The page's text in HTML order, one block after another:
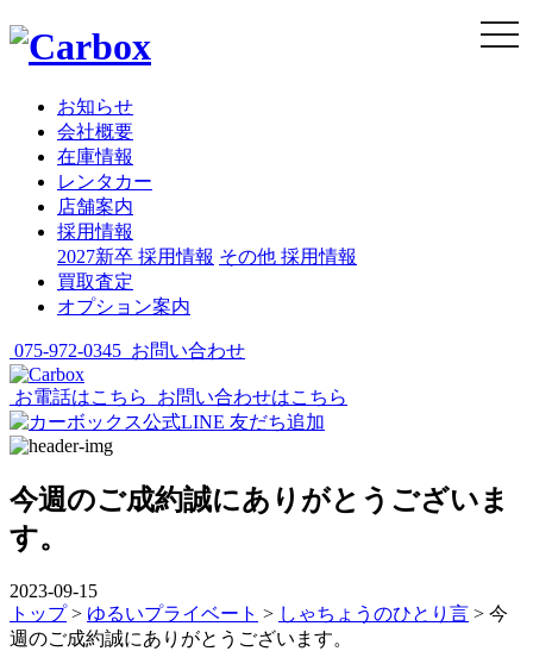
お知らせ
会社概要
在庫情報
レンタカー
店舗案内
採用情報
2027新卒 採用情報 その他 採用情報
買取査定
オプション案内
075-972-0345 お問い合わせ
お電話はこちら お問い合わせはこちら
今週のご成約誠にありがとうございま
す。
2023-09-15
トップ> ゆるいプライベート > しゃちょうのひとり言 > 今
週のご成約誠にありがとうございます。